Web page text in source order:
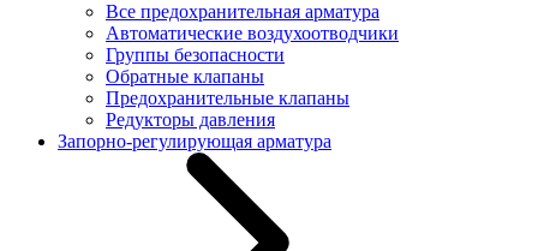
Все предохранительная арматура
Автоматические воздухоотводчики
Группы безопасности
Обратные клапаны
Предохранительные клапаны
Редукторы давления
Запорно-регулирующая арматура